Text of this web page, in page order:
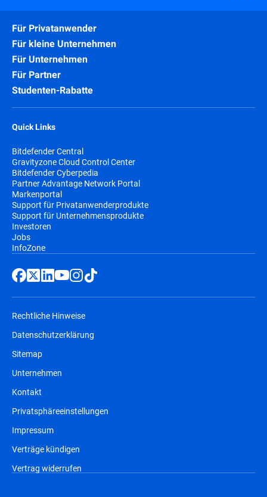
Für Privatanwender
Für kleine Unternehmen
Für Unternehmen
Für Partner
Studenten-Rabatte
Quick Links
Bitdefender Central
Gravityzone Cloud Control Center
Bitdefender Cyberpedia
Partner Advantage Network Portal
Markenportal
Support für Privatanwenderprodukte
Support für Unternehmensprodukte
Investoren
Jobs
InfoZone
Rechtliche Hinweise
Datenschutzerklärung
Sitemap
Unternehmen
Kontakt
Privatsphäreeinstellungen
Impressum
Verträge kündigen
Vertrag widerrufen